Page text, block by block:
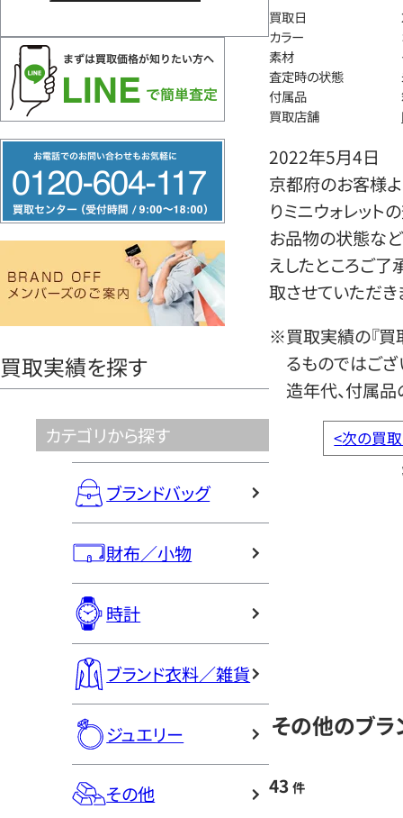
リ
ー
ヤ
買取実績を探す
カテゴリから探す
ブランドバッグ
財布／小物
時計
ブランド衣料／雑貨
ジュエリー
その他
買取日
カラー
素材
査定時の状態
付属品
買取店舗
2022年5月4日
京都府のお客様
りミニウォレット
お品物の状態など
えしたところご
取させていただき
※買取実績の『買
るものではござ
造年代、付属品
<次の買
その他のブラ
43 件